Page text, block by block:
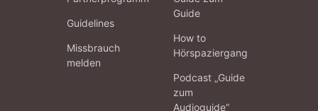
Guidelines
Missbrauch
melden
Guide
How to
Hörspaziergang
Podcast „Guide
zum
Audioguide“